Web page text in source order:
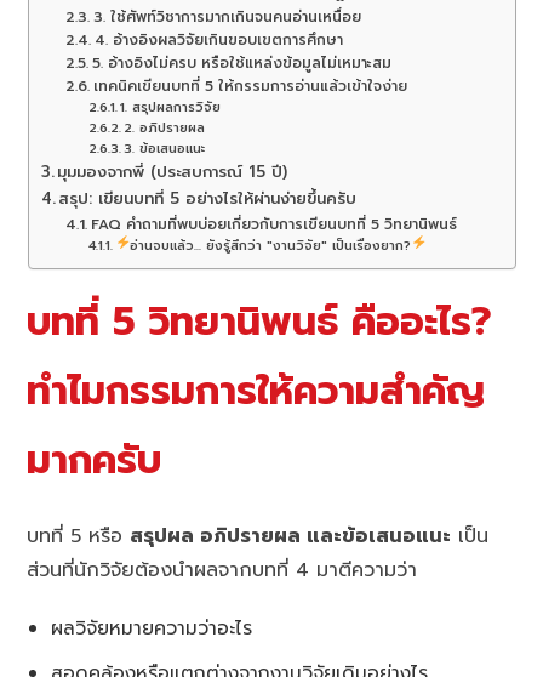
3. ใช้ศัพท์วิชาการมากเกินจนคนอ่านเหนื่อย
4. อ้างอิงผลวิจัยเกินขอบเขตการศึกษา
5. อ้างอิงไม่ครบ หรือใช้แหล่งข้อมูลไม่เหมาะสม
เทคนิคเขียนบทที่ 5 ให้กรรมการอ่านแล้วเข้าใจง่าย
1. สรุปผลการวิจัย
2. อภิปรายผล
3. ข้อเสนอแนะ
มุมมองจากพี่ (ประสบการณ์ 15 ปี)
สรุป: เขียนบทที่ 5 อย่างไรให้ผ่านง่ายขึ้นครับ
FAQ คำถามที่พบบ่อยเกี่ยวกับการเขียนบทที่ 5 วิทยานิพนธ์
อ่านจบแล้ว... ยังรู้สึกว่า "งานวิจัย" เป็นเรื่องยาก?
บทที่ 5 วิทยานิพนธ์ คืออะไร?
ทำไมกรรมการให้ความสำคัญ
มากครับ
บทที่ 5 หรือ สรุปผล อภิปรายผล และข้อเสนอแนะ เป็น
ส่วนที่นักวิจัยต้องนำผลจากบทที่ 4 มาตีความว่า
ผลวิจัยหมายความว่าอะไร